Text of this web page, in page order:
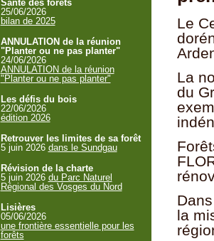
Le
La
du
la
Santé des forêts
25/06/2026
bilan de 2025
ANNULATION de la réunion
"Planter ou ne pas planter"
24/06/2026
ANNULATION de la réunion
"Planter ou ne pas planter"
Les défis du bois
22/06/2026
édition 2026
Retrouver les limites de sa forêt
5 juin 2026 dans le Sundgau
Révision de la charte
5 juin 2026 du Parc Naturel
Régional des Vosges du Nord
Lisières
05/06/2026
une frontière essentielle pour les
forêts